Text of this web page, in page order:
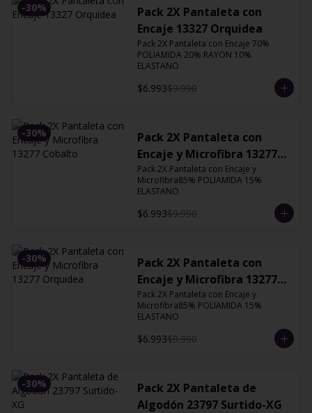
-30%
Pack 2X Pantaleta con
Encaje 13327 Orquidea
Pack 2X Pantaleta con Encaje 70%
POLIAMIDA 20% RAYON 10%
ELASTANO
$6.993$9.990
-30%
Pack 2X Pantaleta con
Encaje y Microfibra 13277
Cobalto
Pack 2X Pantaleta con Encaje y
Microfibra85% POLIAMIDA 15%
ELASTANO
$6.993$9.990
-30%
Pack 2X Pantaleta con
Encaje y Microfibra 13277
Orquidea
Pack 2X Pantaleta con Encaje y
Microfibra85% POLIAMIDA 15%
ELASTANO
$6.993$9.990
-30%
Pack 2X Pantaleta de
Algodón 23797 Surtido-XG